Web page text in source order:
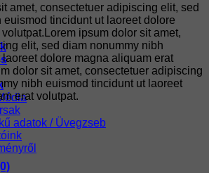
adatok / Üvegzseb
amet, consectetuer adipiscing elit, sed
tincidunt ut laoreet dolore
ipsum dolor sit amet,
elit, sed diam nonummy nibh
dolore magna aliquam erat
dolor sit amet, consectetuer adipiscing
nibh euismod tincidunt ut laoreet
erat volutpat.